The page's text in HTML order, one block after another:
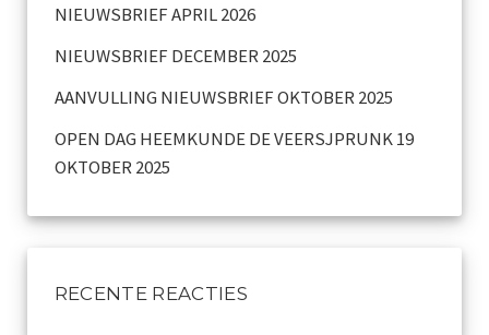
NIEUWSBRIEF APRIL 2026
NIEUWSBRIEF DECEMBER 2025
AANVULLING NIEUWSBRIEF OKTOBER 2025
OPEN DAG HEEMKUNDE DE VEERSJPRUNK 19
OKTOBER 2025
RECENTE REACTIES